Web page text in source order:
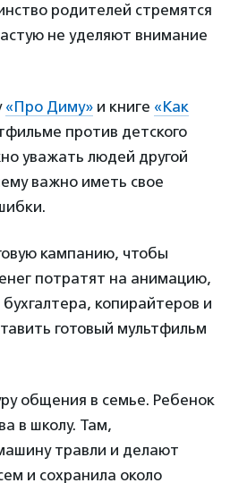
родителей стремятся
не уделяют внимание
«Про Диму» и книге «Как
против детского
уважать людей другой
важно иметь свое
кампанию, чтобы
потратят на анимацию,
копирайтеров и
готовый мультфильм
общения в семье. Ребенок
в школу. Там,
травли и делают
и сохранила около